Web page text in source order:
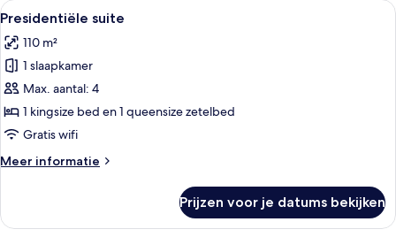
Alle
foto's
voor
Presidentiële
suite
laden
Een moderne lounge met een
13
Presidentiële suite
110 m²
1 slaapkamer
Max. aantal: 4
1 kingsize bed en 1 queensize zetelbed
Gratis wifi
Meer informatie
Meer
suite
Prijzen voor je datums bekijken